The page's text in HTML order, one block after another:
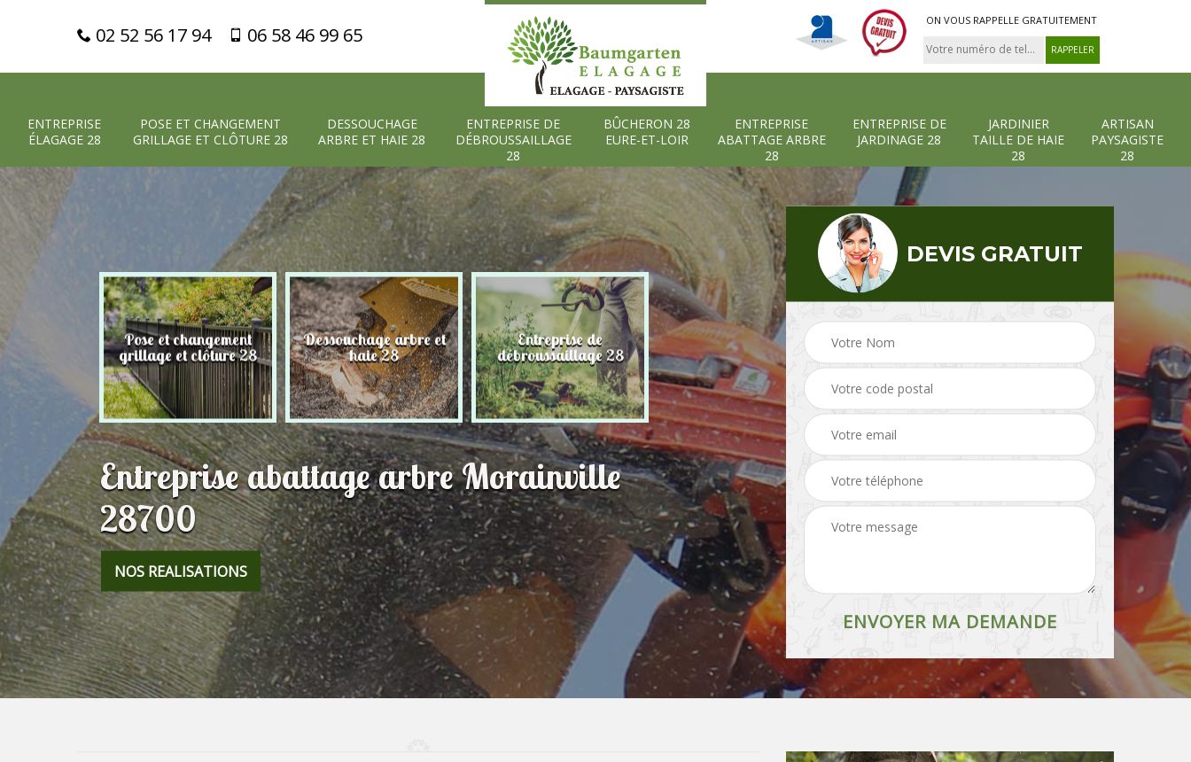
02 52 56 17 94 06 58 46 99 65
ON VOUS RAPPELLE GRATUITEMENT
ENTREPRISE
ÉLAGAGE 28
POSE ET CHANGEMENT
GRILLAGE ET CLÔTURE 28
DESSOUCHAGE
ARBRE ET HAIE 28
ENTREPRISE DE
DÉBROUSSAILLAGE
28
BÛCHERON 28
EURE-ET-LOIR
ENTREPRISE
ABATTAGE ARBRE
28
ENTREPRISE DE
JARDINAGE 28
JARDINIER
TAILLE DE HAIE
28
ARTISAN
PAYSAGISTE
28
Pose et changement
grillage et clôture 28
Dessouchage arbre et
haie 28
Entreprise de
débroussaillage 28
Bûcheron 28 Eure-et-
Loir
Entreprise abattage Entreprise de
jardinage 28
Entreprise abattage arbre Morainville
28700
NOS REALISATIONS
DEVIS GRATUIT